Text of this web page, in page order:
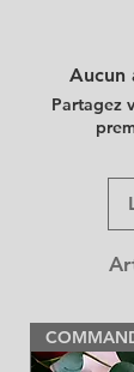
Aucun
Partagez